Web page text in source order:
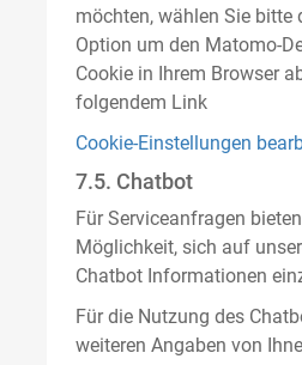
möchten, wählen Sie bitte
Option um den Matomo-
Cookie in Ihrem Browser
folgendem Link
Cookie-Einstellungen
7.5. Chatbot
Für Serviceanfragen
Möglichkeit, sich auf
Chatbot Informationen
Für die Nutzung des
weiteren Angaben von